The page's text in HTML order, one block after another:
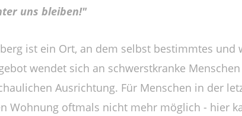
uns bleiben!"
ist ein Ort, an dem selbst bestimmtes und
wendet sich an schwerstkranke
Ausrichtung. Für Menschen in der
Wohnung oftmals nicht mehr möglich - hier